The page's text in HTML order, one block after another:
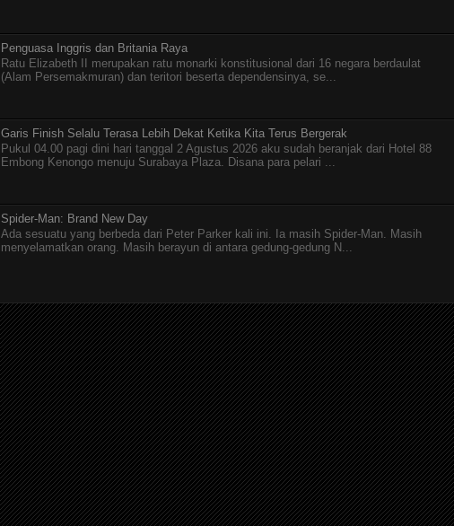
Penguasa Inggris dan Britania Raya
Ratu Elizabeth II merupakan ratu monarki konstitusional dari 16 negara berdaulat
(Alam Persemakmuran) dan teritori beserta dependensinya, se...
Garis Finish Selalu Terasa Lebih Dekat Ketika Kita Terus Bergerak
Pukul 04.00 pagi dini hari tanggal 2 Agustus 2026 aku sudah beranjak dari Hotel 88
Embong Kenongo menuju Surabaya Plaza. Disana para pelari ...
Spider-Man: Brand New Day
Ada sesuatu yang berbeda dari Peter Parker kali ini. Ia masih Spider-Man. Masih
menyelamatkan orang. Masih berayun di antara gedung-gedung N...